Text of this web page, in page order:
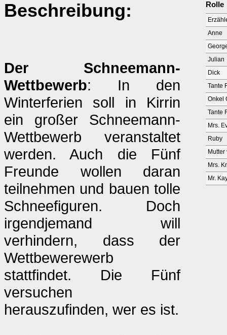
Beschreibung:
Der Schneemann-
Wettbewerb: In den
Winterferien soll in Kirrin
ein großer Schneemann-
Wettbewerb veranstaltet
werden. Auch die Fünf
Freunde wollen daran
teilnehmen und bauen tolle
Schneefiguren. Doch
irgendjemand will
verhindern, dass der
Wettbewerewerb
stattfindet. Die Fünf
versuchen
herauszufinden, wer es ist.
Rolle
Anne
Julian
Dick
Tante
Onkel
Tante
Mrs.
Ruby
Mrs.
Mr.